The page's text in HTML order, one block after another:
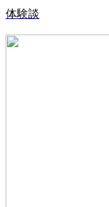
体験談